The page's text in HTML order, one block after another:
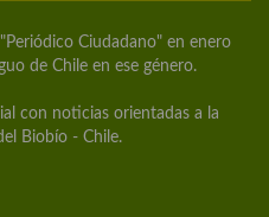
Ciudadano" en enero
de Chile en ese género.
con noticias orientadas a la
Biobío - Chile.